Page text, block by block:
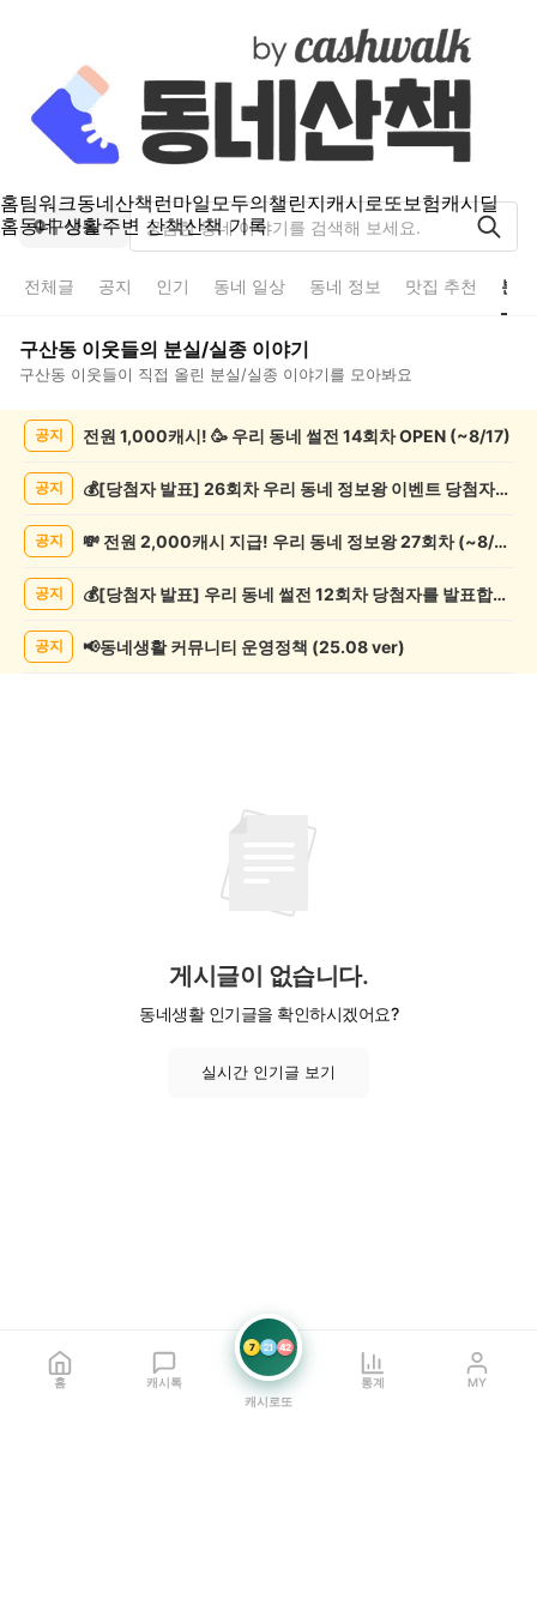
홈팀워크동네산책런마일모두의챌린지캐시로또보험캐시딜
홈동네 생활주변 산책산책 기록
구산동
전체글 공지 인기 동네 일상 동네 정보 맛집 추천 분
구산동 이웃들의 분실/실종 이야기
구산동 이웃들이 직접 올린 분실/실종 이야기를 모아봐요
록
공지 전원 1,000캐시! 🥳 우리 동네 썰전 14회차 OPEN (~8/17)
공지 💰[당첨자 발표] 26회차 우리 동네 정보왕 이벤트 당첨자를 발표합니다!
공지 💸 전원 2,000캐시 지급! 우리 동네 정보왕 27회차 (~8/10)
공지 💰[당첨자 발표] 우리 동네 썰전 12회차 당첨자를 발표합니다!
공지 📢동네생활 커뮤니티 운영정책 (25.08 ver)
게시글이 없습니다.
동네생활 인기글을 확인하시겠어요?
실시간 인기글 보기
홈 캐시톡
7 21 42
캐시로또
통계 MY